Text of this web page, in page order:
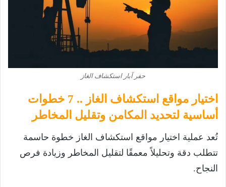
حفر آبار استكشاف الغاز
اختيار مواقع استكشاف الغاز .. 7 خطوات
أساسية لتحديد المكامن وتقليل المخاطر
تُعد عملية اختيار مواقع استكشاف الغاز خطوة حاسمة
تتطلب دقة وتحليلاً معمقًا لتقليل المخاطر وزيادة فرص
النجاح.